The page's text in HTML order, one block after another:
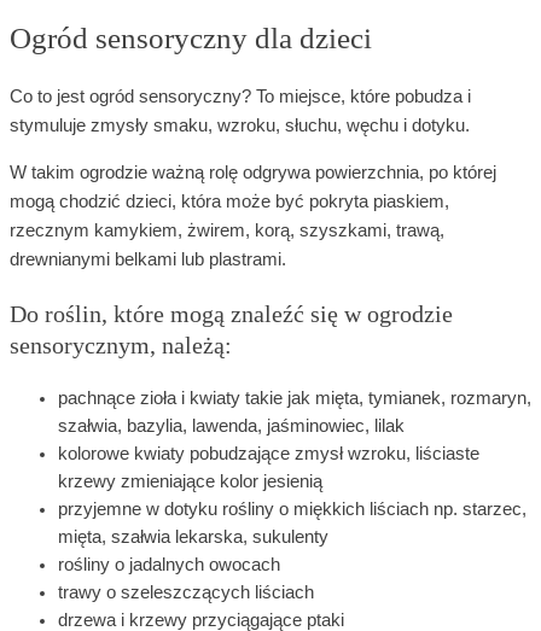
Ogród sensoryczny dla dzieci
Co to jest ogród sensoryczny? To miejsce, które pobudza i
stymuluje zmysły smaku, wzroku, słuchu, węchu i dotyku.
W takim ogrodzie ważną rolę odgrywa powierzchnia, po której
mogą chodzić dzieci, która może być pokryta piaskiem,
rzecznym kamykiem, żwirem, korą, szyszkami, trawą,
drewnianymi belkami lub plastrami.
Do roślin, które mogą znaleźć się w ogrodzie
sensorycznym, należą:
pachnące zioła i kwiaty takie jak mięta, tymianek, rozmaryn,
szałwia, bazylia, lawenda, jaśminowiec, lilak
kolorowe kwiaty pobudzające zmysł wzroku, liściaste
krzewy zmieniające kolor jesienią
przyjemne w dotyku rośliny o miękkich liściach np. starzec,
mięta, szałwia lekarska, sukulenty
rośliny o jadalnych owocach
trawy o szeleszczących liściach
drzewa i krzewy przyciągające ptaki